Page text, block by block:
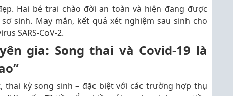
Hai bé trai chào đời an toàn và hiện đang được
sinh. May mắn, kết quả xét nghiệm sau sinh cho
SARS-CoV-2.
gia: Song thai và Covid-19 là
thai kỳ song sinh – đặc biệt với các trường hợp thụ